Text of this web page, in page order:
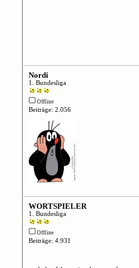
Nordi
1. Bundesliga
Offline
Beiträge: 2.056
WORTSPIELER
1. Bundesliga
Offline
Beiträge: 4.931